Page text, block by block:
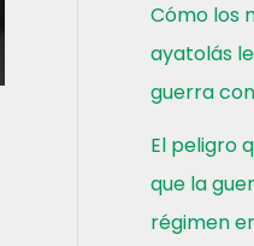
Cómo los
ayatolás
guerra con
El peligro
que la
régimen